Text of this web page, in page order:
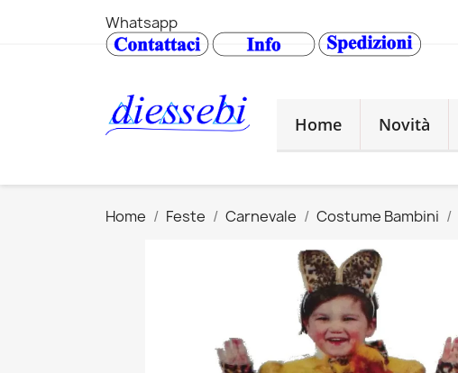
Whatsapp
Home
Novità
Home Feste Carnevale Costume Bambini